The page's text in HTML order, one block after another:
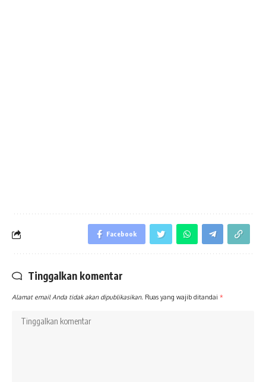
Facebook
Tinggalkan komentar
Alamat email Anda tidak akan dipublikasikan. Ruas yang wajib ditandai *